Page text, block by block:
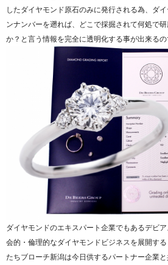
したダイヤモンド原石のみに発行される為、ダ
ンナンバーを遡れば、どこで採掘されて何処で
か？と言う情報を完全に透明化する事が出来るの
ダイヤモンドのエキスパート企業でもあるデビ
会的・倫理的なダイヤモンドビジネスを展開す
たちブローチ新潟は今日供するパートナー企業